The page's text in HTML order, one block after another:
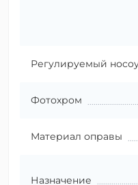
Регулируемый
Фотохром
Материал оправы
Назначение